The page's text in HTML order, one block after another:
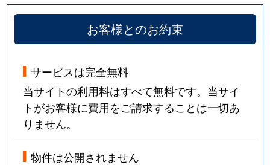
お客様とのお約束
サービスは完全無料
当サイトの利用料はすべて無料です。当サイ
トがお客様に費用をご請求することは一切あ
りません。
物件は公開されません